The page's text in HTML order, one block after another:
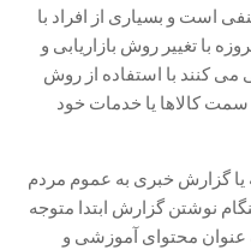
است و بسیاری از افراد با
با تغییر روش بازاریابی و
کنند با استفاده از روش
سمت کالاها یا خدمات خود
یا گزارش خبری به عموم مردم
نوشتن گزارش ابتدا متوجه
عنوان محتوای آموزشی و